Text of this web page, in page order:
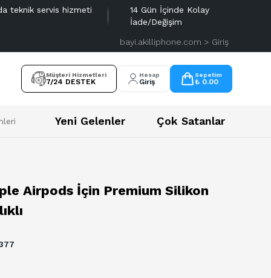
teknik servis hizmeti
14 Gün İçinde Kolay
İade/Değişim
bayi.akilliphone.com > Giriş
Müşteri Hizmetleri
7/24 DESTEK
Hesap
Giriş
Sepetim
₺ 0.00
Yeni Gelenler Çok Satanlar
Airpods İçin Premium Silikon